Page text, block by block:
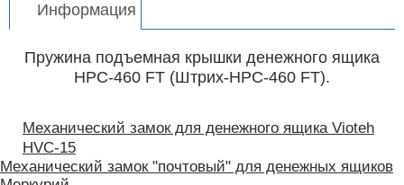
Информация
Пружина подъемная крышки денежного ящика
HPC-460 FT (Штрих-HPC-460 FT).
Механический замок для денежного ящика Vioteh
HVC-15
Механический замок "почтовый" для денежных ящиков